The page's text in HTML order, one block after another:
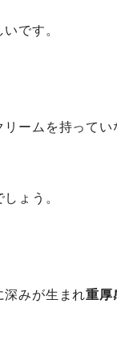
です。
ームを持ってい
ょう。
深みが生まれ重厚